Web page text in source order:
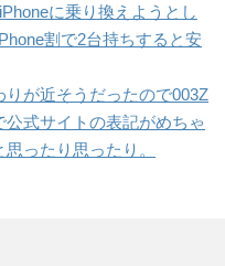
に乗り換えようとし
割で2台持ちすると安
が近そうだったので003Z
式サイトの表記がめちゃ
ったり思ったり。